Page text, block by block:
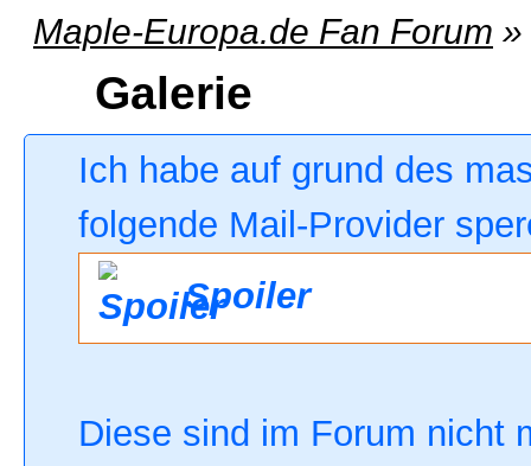
Maple-Europa.de Fan Forum »
Galerie
Ich habe auf grund des
folgende Mail-Provider
Spoiler
Diese sind im Forum nicht